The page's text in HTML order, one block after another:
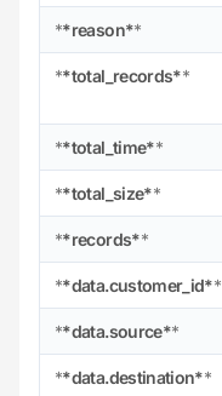
**reason**
**total_records**
**total_time**
**total_size**
**records**
**data.customer_id**
**data.source**
**data.destination**